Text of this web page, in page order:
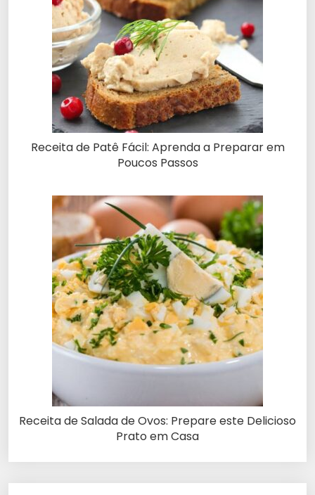
Receita de Patê Fácil: Aprenda a Preparar em
Poucos Passos
Receita de Salada de Ovos: Prepare este Delicioso
Prato em Casa